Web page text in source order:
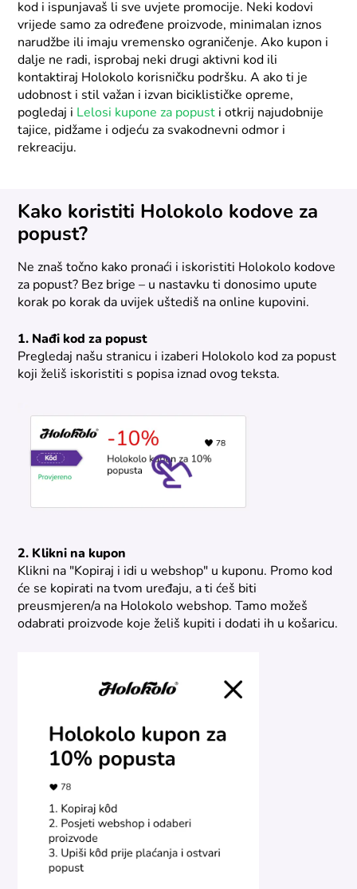
kod i ispunjavaš li sve uvjete promocije. Neki kodovi
vrijede samo za određene proizvode, minimalan iznos
narudžbe ili imaju vremensko ograničenje. Ako kupon i
dalje ne radi, isprobaj neki drugi aktivni kod ili
kontaktiraj Holokolo korisničku podršku. A ako ti je
udobnost i stil važan i izvan biciklističke opreme,
pogledaj i Lelosi kupone za popust i otkrij najudobnije
tajice, pidžame i odjeću za svakodnevni odmor i
rekreaciju.
Kako koristiti Holokolo kodove za
popust?
Ne znaš točno kako pronaći i iskoristiti Holokolo kodove
za popust? Bez brige – u nastavku ti donosimo upute
korak po korak da uvijek uštediš na online kupovini.
1. Nađi kod za popust
Pregledaj našu stranicu i izaberi Holokolo kod za popust
koji želiš iskoristiti s popisa iznad ovog teksta.
2. Klikni na kupon
Klikni na "Kopiraj i idi u webshop" u kuponu. Promo kod
će se kopirati na tvom uređaju, a ti ćeš biti
preusmjeren/a na Holokolo webshop. Tamo možeš
odabrati proizvode koje želiš kupiti i dodati ih u košaricu.